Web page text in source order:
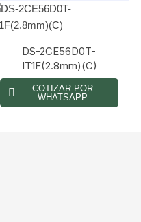
DS-2CE56D0T-
IT1F(2.8mm)(C)
COTIZAR POR
WHATSAPP